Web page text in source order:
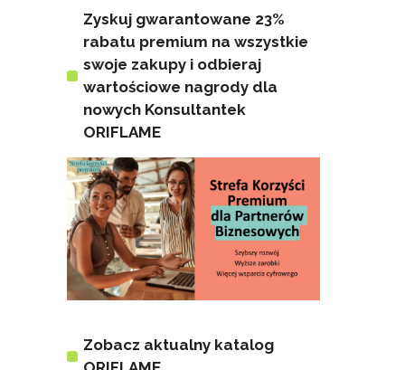
Zyskuj gwarantowane 23%
rabatu premium na wszystkie
swoje zakupy i odbieraj
wartościowe nagrody dla
nowych Konsultantek
ORIFLAME
Zobacz aktualny katalog